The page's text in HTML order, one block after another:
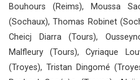
Bouhours (Reims), Moussa
(Sochaux), Thomas Robinet
Cheicj Diarra (Tours),
Malfleury (Tours), Cyriaque
(Troyes), Tristan Dingomé